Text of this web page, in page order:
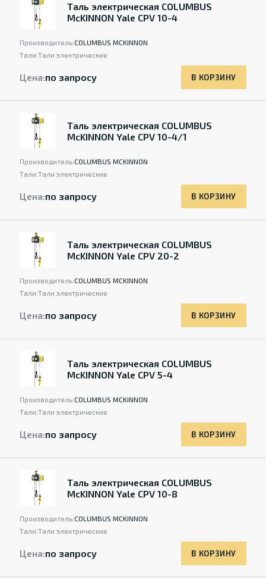
Таль электрическая COLUMBUS
McKINNON Yale CPV 10-4
Производитель:COLUMBUS MCKINNON
Тали:Тали электрические
Цена:по запросу В КОРЗИНУ
Таль электрическая COLUMBUS
McKINNON Yale CPV 10-4/1
Производитель:COLUMBUS MCKINNON
Тали:Тали электрические
Цена:по запросу В КОРЗИНУ
Таль электрическая COLUMBUS
McKINNON Yale CPV 20-2
Производитель:COLUMBUS MCKINNON
Тали:Тали электрические
Цена:по запросу В КОРЗИНУ
Таль электрическая COLUMBUS
McKINNON Yale CPV 5-4
Производитель:COLUMBUS MCKINNON
Тали:Тали электрические
Цена:по запросу В КОРЗИНУ
Таль электрическая COLUMBUS
McKINNON Yale CPV 10-8
Производитель:COLUMBUS MCKINNON
Тали:Тали электрические
Цена:по запросу В КОРЗИНУ